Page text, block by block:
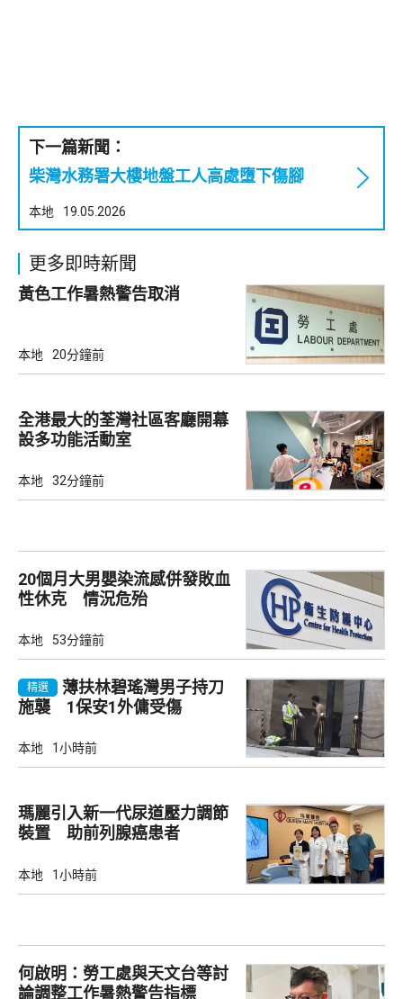
下一篇新聞：
柴灣水務署大樓地盤工人高處墮下傷腳
本地 19.05.2026
更多即時新聞
黃色工作暑熱警告取消
本地 20分鐘前
全港最大的荃灣社區客廳開幕
設多功能活動室
本地 32分鐘前
20個月大男嬰染流感併發敗血
性休克 情況危殆
本地 53分鐘前
精選
薄扶林碧瑤灣男子持刀
施襲 1保安1外傭受傷
本地 1小時前
瑪麗引入新一代尿道壓力調節
裝置 助前列腺癌患者
本地 1小時前
何啟明：勞工處與天文台等討
論調整工作暑熱警告指標